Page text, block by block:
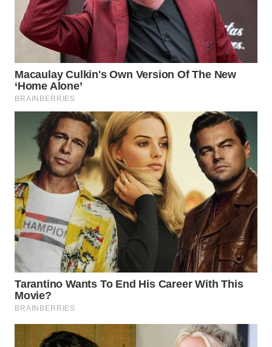
WN
LABUHANBATU
WN
TAPANULI
TENGAH
WN DELI
SERDANG
WN
TEBING
TINGGI
WN
PAKPAK
WN
KARAWANG
BEKASI